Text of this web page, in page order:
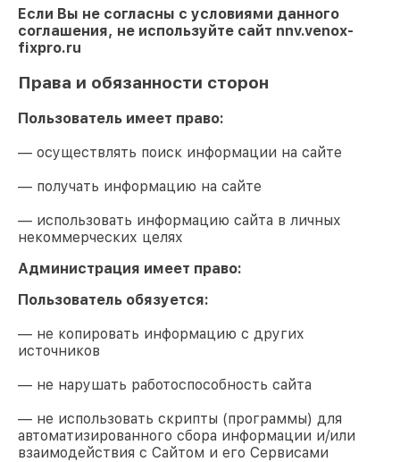
Если Вы не согласны с условиями данного
соглашения, не используйте сайт nnv.venox-
fixpro.ru
Права и обязанности сторон
Пользователь имеет право:
— осуществлять поиск информации на сайте
— получать информацию на сайте
— использовать информацию сайта в личных
некоммерческих целях
Администрация имеет право:
Пользователь обязуется:
— не копировать информацию с других
источников
— не нарушать работоспособность сайта
— не использовать скрипты (программы) для
автоматизированного сбора информации и/или
взаимодействия с Сайтом и его Сервисами